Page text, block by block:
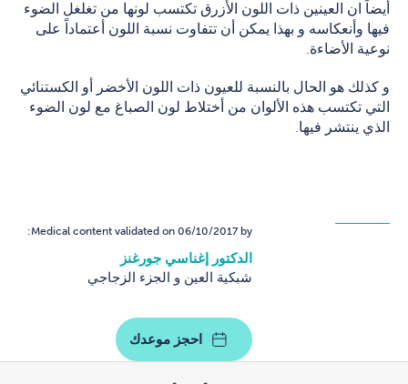
أيضاً ان العينين ذات اللون الأزرق تكتسب لونها من تغلغل الضوء
فيها وأنعكاسه و بهذا يمكن أن تتفاوت نسبة اللون أعتماداً على
نوعية الأضاءة.
و كذلك هو الحال بالنسبة للعيون ذات اللون الأخضر أو الكستنائي
التي تكتسب هذه الألوان من أختلاط لون الصباغ مع لون الضوء
الذي ينتشر فيها.
Medical content validated on 06/10/2017 by:
الدكتور إغناسي جورغنز
شبكية العين و الجزء الزجاجي
احجز موعدك